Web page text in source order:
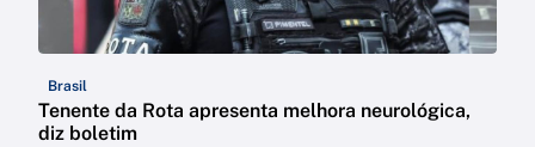
Brasil
Tenente da Rota apresenta melhora neurológica,
diz boletim